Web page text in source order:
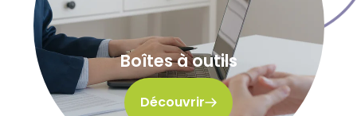
Boîtes à outils
Découvrir